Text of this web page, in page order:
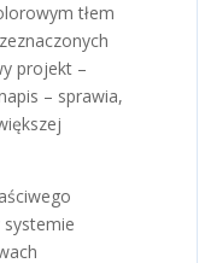
tłem
projekt –
– sprawia,